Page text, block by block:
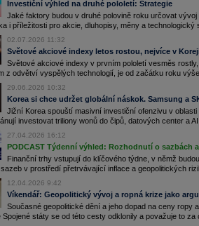
společnost Tokyo Electric Power Company
v jaderné elektrárně Kašiwazaki-Kariwa, která je
Japonsku po několika hodinách pozastavili restart největší
je ale stabilní, sdělil mluvčí firmy Tokyo Electric
zařízení provozuje. Firma uvedla jaderný reaktor v
ve středu, a to navzdory přetrvávajícím obavám
v jaderné elektrárně Fukušima v roce 2011, po
odpojilo (ČTK)
společnost Tokyo Electric Power Company
obavám veřejnosti znovu uvedla do provozu
Kariwa, která je největší na světě. Učinila tak
Fukušima v roce 2011, po které Japonsko
společnost Gold
postaví v?Česku svůj první evropský výrobní závod.
u Mariánských Lázní na Tachovsku investuje přes
by mohla být brzy znovu uvedena do provozu
Investiční výhled na druhé pololetí: Strategie
Jaké faktory budou v druhé polovině roku určovat
i příležitosti pro akcie, dluhopisy, měny a technologický
02.07.2026 11:32
Světové akciové indexy letos rostou, nejvíce v
Světové akciové indexy v prvním pololetí vesměs
z odvětví vyspělých technologií, je od začátku roku
29.06.2026 10:32
Korea si chce udržet globální náskok. Samsung a
Jižní Korea spouští masivní investiční ofenzivu v
investovat triliony wonů do čipů, datových center a
27.04.2026 16:12
PODCAST Týdenní výhled: Rozhodnutí o sazbách
Finanční trhy vstupují do klíčového týdne, v němž
v prostředí přetrvávající inflace a geopolitických
12.04.2026 9:42
Víkendář: Geopolitický vývoj a ropná krize jako
Současné geopolitické dění a jeho dopad na ceny ropy
Spojené státy se od této cesty odklonily a považuje to za